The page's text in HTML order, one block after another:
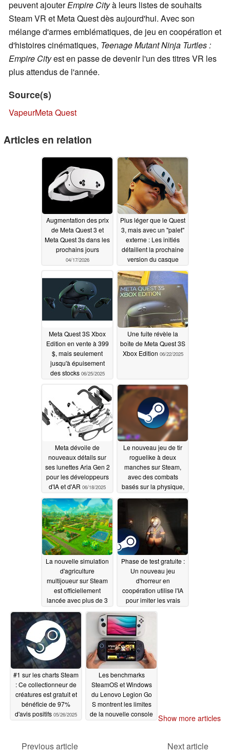
peuvent ajouterEmpire Cityà leurs listes de souhaits
Steam VR et Meta Quest dès aujourd'hui. Avec son
mélange d'armes emblématiques, de jeu en coopération et
d'histoires cinématiques, Teenage Mutant Ninja Turtles :
Empire Cityest en passe de devenir l'un des titres VR les
plus attendus de l'année.
Source(s)
VapeurMeta Quest
Articles en relation
Augmentation des prix
de Meta Quest 3 et
Meta Quest 3s dans les
prochains jours
04/17/2026
Plus léger que le Quest
3, mais avec un "palet"
externe : Les initiés
détaillent la prochaine
version du casque
Meta avant le
lancement prévu en
202611/26/2025
Meta Quest 3S Xbox
Edition en vente à 399
$, mais seulement
jusqu'à épuisement
des stocks 06/25/2025
Une fuite révèle la
boîte de Meta Quest 3S
Xbox Edition 06/22/2025
Meta dévoile de
nouveaux détails sur
ses lunettes Aria Gen 2
pour les développeurs
d'IA et d'AR 06/18/2025
Le nouveau jeu de tir
roguelike à deux
manches sur Steam,
avec des combats
basés sur la physique,
est lancé avec des
critiques très positives
et une remise de
lancement de 35 %
06/04/2025
La nouvelle simulation
d'agriculture
multijoueur sur Steam
est officiellement
lancée avec plus de 3
000 critiques "très
positives" et une
remise de lancement
06/02/2025
Phase de test gratuite :
Un nouveau jeu
d'horreur en
coopération utilise l'IA
pour imiter les vrais
joueurs et transforme
la méfiance en
stratégie de survie
05/28/2025
#1 sur les charts Steam
: Ce collectionneur de
créatures est gratuit et
bénéficie de 97%
d'avis positifs 05/26/2025
Les benchmarks
SteamOS et Windows
du Lenovo Legion Go
S montrent les limites
de la nouvelle console Show more articles
Previous article
Next article